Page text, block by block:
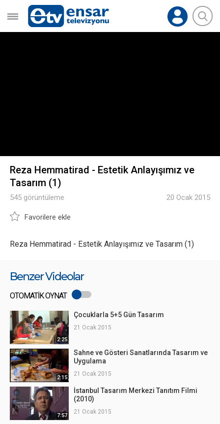
Reza Hemmatirad - Estetik Anlayışımız ve
Tasarım (1)
545 görüntüleme 20 Ocak 2015
Favorilere ekle
Reza Hemmatirad - Estetik Anlayışımız ve Tasarım (1)
Benzer Videolar
OTOMATİK OYNAT
2:25
Çocuklarla 5+5 Gün Tasarım
21 Ocak 2015
2:15
Sahne ve Gösteri Sanatlarında Tasarım ve
Uygulama
21 Ocak 2015
7:57
İstanbul Tasarım Merkezi Tanıtım Filmi
(2010)
21 Ocak 2015